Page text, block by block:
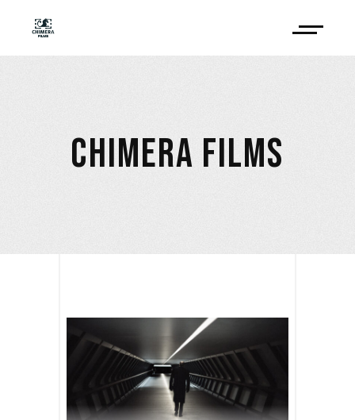
CHIMERA FILMS